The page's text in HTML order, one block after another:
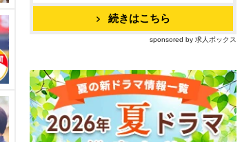
続きはこちら
sponsored by 求人ボックス